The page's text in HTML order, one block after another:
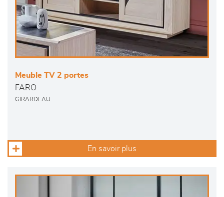
Meuble TV 2 portes
FARO
GIRARDEAU
En savoir plus